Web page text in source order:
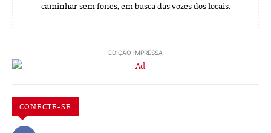
caminhar sem fones, em busca das vozes dos locais.
- EDIÇÃO IMPRESSA -
CONECTE-SE